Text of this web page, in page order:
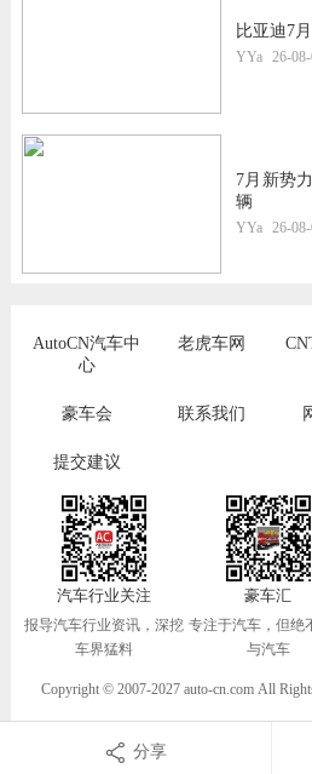
比亚迪7
YYa 26-
7月新势
辆
YYa 26-
分享
AutoCN汽车中
心
老虎车网
豪车会 联系我们
提交建议
汽车行业关注
报导汽车行业资讯，深挖
车界猛料
豪车汇
专注于汽车，但绝
与汽车
Copyright © 2007-2027 auto-cn.com All